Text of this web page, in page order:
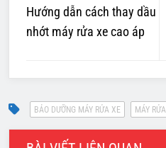
Hướng dẫn cách thay dầu
nhớt máy rửa xe cao áp